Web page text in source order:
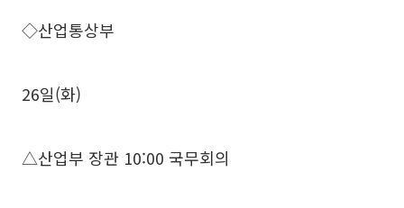
◇산업통상부
26일(화)
△산업부 장관 10:00 국무회의